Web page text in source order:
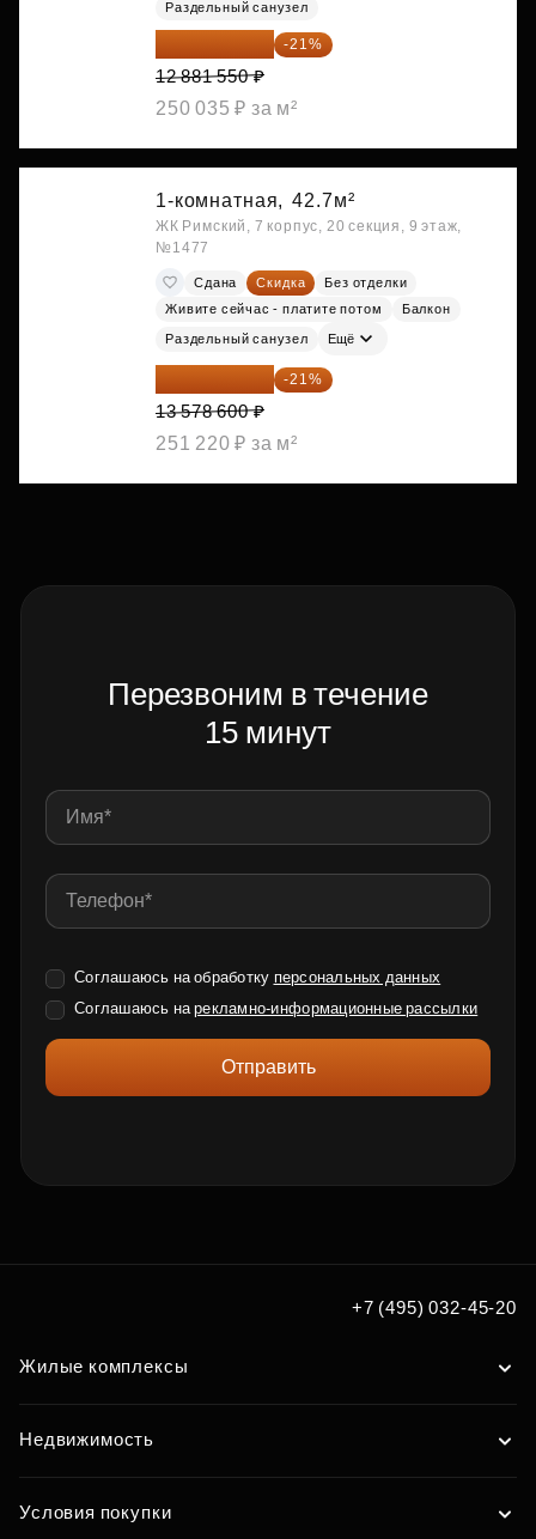
Раздельный санузел
10 176 425 ₽ -21%
12 881 550 ₽
250 035 ₽ за м²
1-комнатная, 42.7м²
ЖК Римский, 7 корпус, 20 секция, 9 этаж,
№1477
Сдана Скидка
Без отделки
Живите сейчас - платите потом
Балкон
Раздельный санузел Ещё
10 727 094 ₽ -21%
13 578 600 ₽
251 220 ₽ за м²
Перезвоним в течение
15 минут
Соглашаюсь на обработку персональных данных
Соглашаюсь нарекламно-информационные рассылки
Отправить
+7 (495) 032-45-20
Жилые комплексы
Недвижимость
Условия покупки